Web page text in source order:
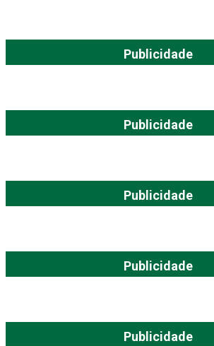
Publicidade
Publicidade
Publicidade
Publicidade
Publicidade